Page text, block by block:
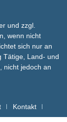
und zzgl.
wenn nicht
sich nur an
Tätige, Land- und
nicht jedoch an
Kontakt